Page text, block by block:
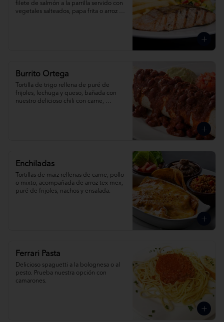
filete de salmón a la parrilla servido con
vegetales salteados, papa frita o arroz te
Burrito Ortega
Tortilla de trigo rellena de puré de
frijoles, lechuga y queso, bañada con
nuestro delicioso chili con carne,
Enchiladas
Tortillas de maiz rellenas de carne, pollo
o mixto, acompañada de arroz tex mex,
puré de frijoles, nachos y ensalada.
Ferrari Pasta
Delicioso spaguetti a la bolognesa o al
pesto. Prueba nuestra opción con
camarones.